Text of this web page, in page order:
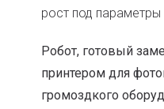
рост под
Робот, готовый
принтером для
громоздкого